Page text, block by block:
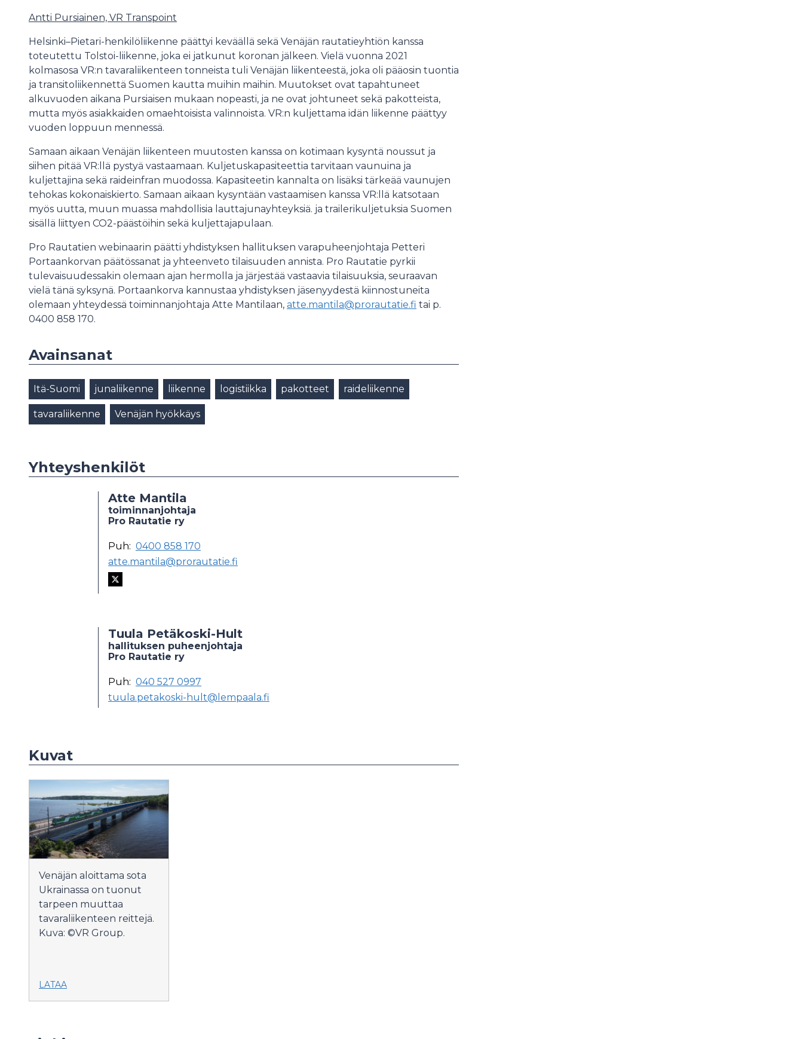
Antti Pursiainen, VR Transpoint
Helsinki–Pietari-henkilöliikenne päättyi keväällä sekä Venäjän rautatieyhtiön kanssa
toteutettu Tolstoi-liikenne, joka ei jatkunut koronan jälkeen. Vielä vuonna 2021
kolmasosa VR:n tavaraliikenteen tonneista tuli Venäjän liikenteestä, joka oli pääosin tuontia
ja transitoliikennettä Suomen kautta muihin maihin. Muutokset ovat tapahtuneet
alkuvuoden aikana Pursiaisen mukaan nopeasti, ja ne ovat johtuneet sekä pakotteista,
mutta myös asiakkaiden omaehtoisista valinnoista. VR:n kuljettama idän liikenne päättyy
vuoden loppuun mennessä.
Samaan aikaan Venäjän liikenteen muutosten kanssa on kotimaan kysyntä noussut ja
siihen pitää VR:llä pystyä vastaamaan. Kuljetuskapasiteettia tarvitaan vaunuina ja
kuljettajina sekä raideinfran muodossa. Kapasiteetin kannalta on lisäksi tärkeää vaunujen
tehokas kokonaiskierto. Samaan aikaan kysyntään vastaamisen kanssa VR:llä katsotaan
myös uutta, muun muassa mahdollisia lauttajunayhteyksiä. ja trailerikuljetuksia Suomen
sisällä liittyen CO2-päästöihin sekä kuljettajapulaan.
Pro Rautatien webinaarin päätti yhdistyksen hallituksen varapuheenjohtaja Petteri
Portaankorvan päätössanat ja yhteenveto tilaisuuden annista. Pro Rautatie pyrkii
tulevaisuudessakin olemaan ajan hermolla ja järjestää vastaavia tilaisuuksia, seuraavan
vielä tänä syksynä. Portaankorva kannustaa yhdistyksen jäsenyydestä kiinnostuneita
olemaan yhteydessä toiminnanjohtaja Atte Mantilaan, atte.mantila@prorautatie.fi tai p.
0400 858 170.
Avainsanat
Itä-Suomi junaliikenne liikenne logistiikka pakotteet raideliikenne
tavaraliikenne Venäjän hyökkäys
Yhteyshenkilöt
Atte Mantila
toiminnanjohtaja
Pro Rautatie ry
Puh: 0400 858 170
atte.mantila@prorautatie.fi
Tuula Petäkoski-Hult
hallituksen puheenjohtaja
Pro Rautatie ry
Puh: 040 527 0997
tuula.petakoski-hult@lempaala.fi
Kuvat
Venäjän aloittama sota
Ukrainassa on tuonut
tarpeen muuttaa
tavaraliikenteen reittejä.
Kuva: ©VR Group.
LATAA